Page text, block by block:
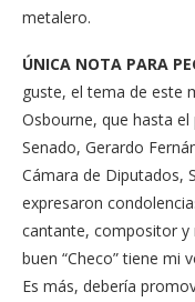
metalero.
ÚNICA NOTA PARA
guste, el tema de este
Osbourne, que hasta
Senado, Gerardo
Cámara de Diputados,
expresaron
cantante, compositor
buen “Checo” tiene mi
Es más, debería